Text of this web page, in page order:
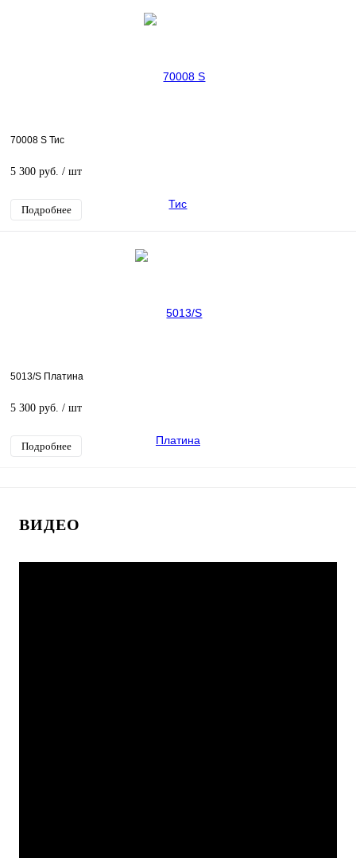
70008 S Тис
5 300 руб. / шт
Подробнее
5013/S Платина
5 300 руб. / шт
Подробнее
ИДЕО